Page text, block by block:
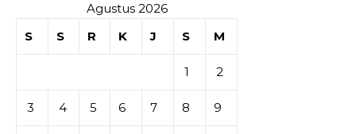
Agustus 2026
S
S R K J S M
1 2
3 4 5 6 7 8 9